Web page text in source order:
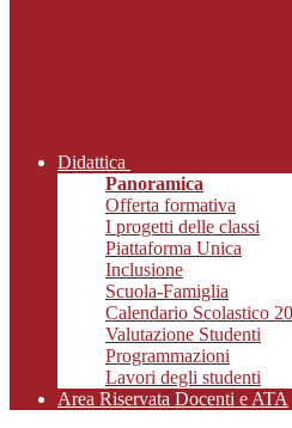
Didattica
Panoramica
Offerta formativa
I progetti delle classi
Piattaforma Unica
Inclusione
Scuola-Famiglia
Calendario Scolastico
Valutazione Studenti
Programmazioni
Lavori degli studenti
Area Riservata Docenti e ATA